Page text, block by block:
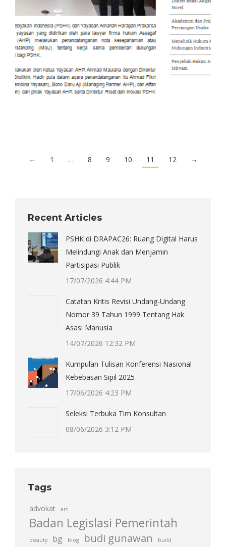
← 1 … 8 9 10 11 12 →
Recent Articles
PSHK di DRAPAC26: Ruang Digital Harus
Melindungi Anak dan Menjamin
Partisipasi Publik
17/07/2026 4:44 PM
Catatan Kritis Revisi Undang-Undang
Nomor 39 Tahun 1999 Tentang Hak
Asasi Manusia
14/07/2026 12:32 PM
Kumpulan Tulisan Konferensi Nasional
Kebebasan Sipil 2025
17/06/2026 4:23 PM
Seleksi Terbuka Tim Konsultan
08/06/2026 3:12 PM
Tags
advokat art
Badan Legislasi Pemerintah
beauty bg blog budi gunawan build